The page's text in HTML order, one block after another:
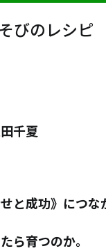
びのレシピ
千夏
と成功》につ
ら育つのか。